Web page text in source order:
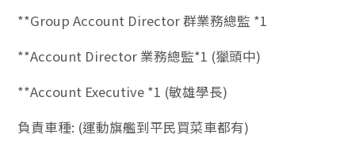
**Group Account Director 群業務總監 *1
**Account Director 業務總監*1 (獵頭中)
**Account Executive *1 (敏雄學長)
負責車種: (運動旗艦到平民買菜車都有)